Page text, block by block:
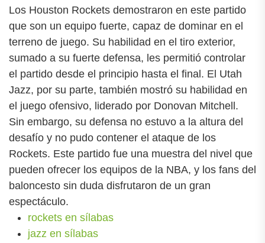
Los Houston Rockets demostraron en este partido
que son un equipo fuerte, capaz de dominar en el
terreno de juego. Su habilidad en el tiro exterior,
sumado a su fuerte defensa, les permitió controlar
el partido desde el principio hasta el final. El Utah
Jazz, por su parte, también mostró su habilidad en
el juego ofensivo, liderado por Donovan Mitchell.
Sin embargo, su defensa no estuvo a la altura del
desafío y no pudo contener el ataque de los
Rockets. Este partido fue una muestra del nivel que
pueden ofrecer los equipos de la NBA, y los fans del
baloncesto sin duda disfrutaron de un gran
espectáculo.
rockets en sílabas
jazz en sílabas